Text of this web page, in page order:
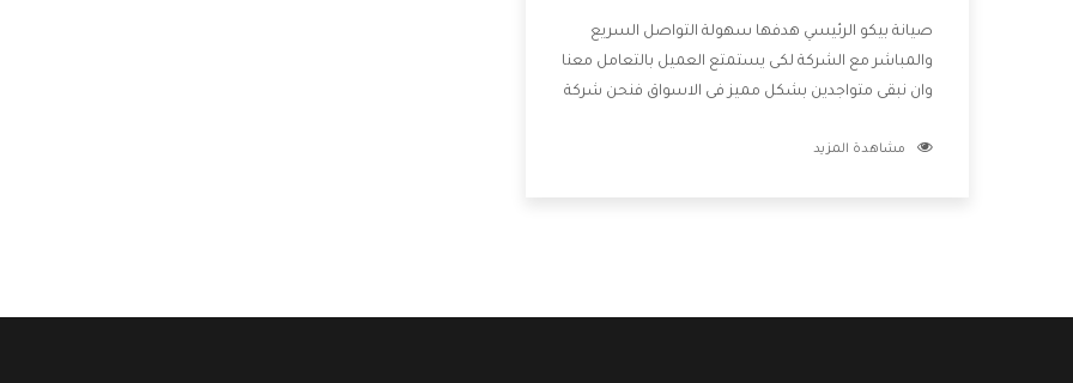
صيانة بيكو الرئيسي هدفها سهولة التواصل السريع
والمباشر مع الشركة لكى يستمتع العميل بالتعامل معنا
وان نبقى متواجدين بشكل مميز فى الاسواق فنحن شركة
بالخدمات التى تنفرد الشركة بها والتى تكون منها خدمة
مشاهدة المزيد